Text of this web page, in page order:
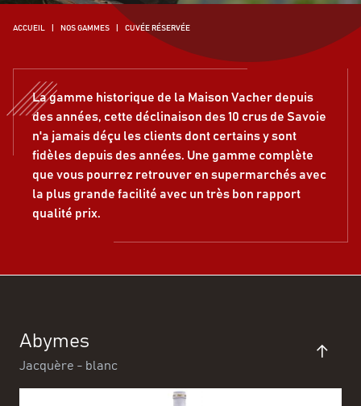
ACCUEIL NOS GAMMES CUVÉE RÉSERVÉE
La gamme historique de la Maison Vacher depuis
des années, cette déclinaison des 10 crus de Savoie
n'a jamais déçu les clients dont certains y sont
fidèles depuis des années. Une gamme complète
que vous pourrez retrouver en supermarchés avec
la plus grande facilité avec un très bon rapport
qualité prix.
Abymes
Jacquère - blanc